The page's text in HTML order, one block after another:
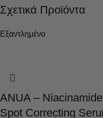
Σχετικά Προϊόντα
Εξαντλημένο
ANUA –
Spot Correcting